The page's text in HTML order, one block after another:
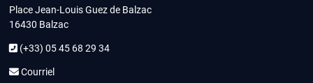
Place Jean-Louis Guez de Balzac
16430 Balzac
(+33) 05 45 68 29 34
Courriel